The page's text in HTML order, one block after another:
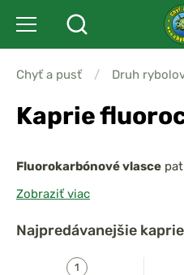
Chyť a pusť / Druh
Kaprie
Fluorokarbónové vlasce
lov opatrných kaprov
ideálne tak prehlavný vlasec
Zobraziť viac
Najpredávanejšie